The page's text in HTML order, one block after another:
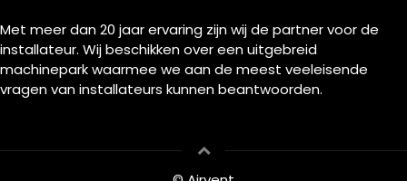
Met meer dan 20 jaar ervaring zijn wij de partner voor de
installateur. Wij beschikken over een uitgebreid
machinepark waarmee we aan de meest veeleisende
vragen van installateurs kunnen beantwoorden.